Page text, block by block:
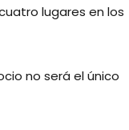
lugares en los
no será el único